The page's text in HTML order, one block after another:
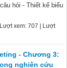
hỏi - Thiết kế biểu
Lượt xem: 707 | Lượt
- Chương 3:
nghiên cứu